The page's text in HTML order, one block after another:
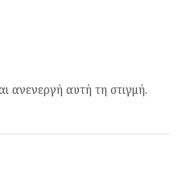
ανενεργή αυτή τη στιγμή.